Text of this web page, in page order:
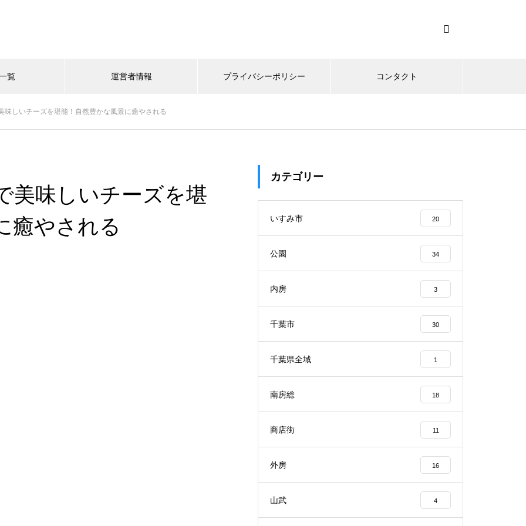
覧 運営者情報 プライバシーポリシー コンタクト
味しいチーズを堪能！自然豊かな風景に癒やされる
美味しいチーズを堪
癒やされる
カテゴリー
いすみ市 20
公園 34
内房 3
千葉市 30
千葉県全域 1
南房総 18
商店街 11
外房 16
山武 4